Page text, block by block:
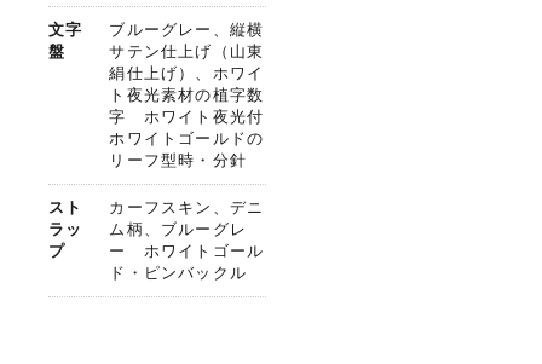
文字
盤
ブルーグレー、縦横
サテン仕上げ（山東
絹仕上げ）、ホワイ
ト夜光素材の植字数
字 ホワイト夜光付
ホワイトゴールドの
リーフ型時・分針
スト
ラッ
プ
カーフスキン、デニ
ム柄、ブルーグレ
ー ホワイトゴール
ド・ピンバックル